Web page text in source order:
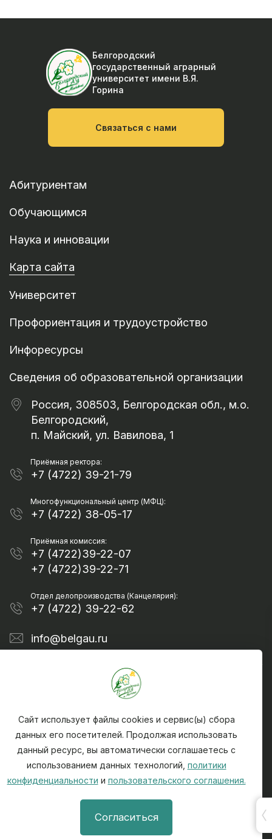
Белгородский
государственный аграрный
университет имени В.Я.
Горина
Связаться с нами
Абитуриентам
Обучающимся
Наука и инновации
Карта сайта
Университет
Профориентация и трудоустройство
Инфоресурсы
Сведения об образовательной организации
Россия, 308503, Белгородская обл., м.о.
Белгородский,
п. Майский, ул. Вавилова, 1
Приёмная ректора:
+7 (4722) 39-21-79
Многофункциональный центр (МФЦ):
+7 (4722) 38-05-17
Приёмная комиссия:
+7 (4722)39-22-07
+7 (4722)39-22-71
Отдел делопроизводства (Канцелярия):
+7 (4722) 39-22-62
info@belgau.ru
Политика конфиденциальности
Чтобы сообщить о найденной на сайте ошибке -
выделите текст ошибки и нажмите CTRL + ENTER
При использовании материалов, активная ссылка
Сайт использует файлы cookies и сервис(ы) сбора
данных его посетителей. Продолжая использовать
данный ресурс, вы автоматически соглашаетесь с
использованием данных технологий, политики
конфиденциальности и пользовательского соглашения.
Согласиться